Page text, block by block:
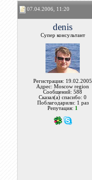
07.04.2006, 11:20
denis
Супер консультант
Регистрация: 19.02.2005
Адрес: Moscow region
Сообщений: 588
Сказал(а) спасибо: 0
Поблагодарили: 1 раз
Репутация: 1